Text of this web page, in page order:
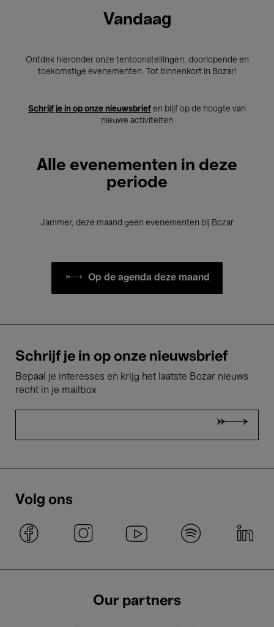
Vandaag
Ontdek hieronder onze tentoonstellingen, doorlopende en
toekomstige evenementen. Tot binnenkort in Bozar!
Schrijf je in op onze nieuwsbrief en blijf op de hoogte van
nieuwe activiteiten
Alle evenementen in deze
periode
Jammer, deze maand geen evenementen bij Bozar
Op de agenda deze maand
Schrijf je in op onze nieuwsbrief
Bepaal je interesses en krijg het laatste Bozar nieuws
recht in je mailbox
Volg ons
Our partners